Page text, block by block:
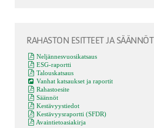
RAHASTON ESITTEET JA SÄÄNNÖT
Neljännesvuosikatsaus
ESG-raportti
Talouskatsaus
Vanhat katsaukset ja raportit
Rahastoesite
Säännöt
Kestävyystiedot
Kestävyysraportti (SFDR)
Avaintietoasiakirja